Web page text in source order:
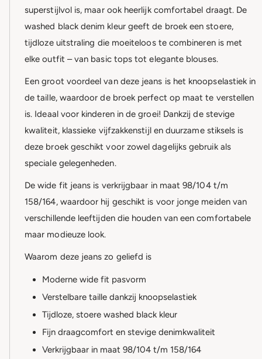
superstijlvol is, maar ook heerlijk comfortabel draagt. De
washed black denim kleur geeft de broek een stoere,
tijdloze uitstraling die moeiteloos te combineren is met
elke outfit – van basic tops tot elegante blouses.
Een groot voordeel van deze jeans is het knoopselastiek in
de taille, waardoor de broek perfect op maat te verstellen
is. Ideaal voor kinderen in de groei! Dankzij de stevige
kwaliteit, klassieke vijfzakkenstijl en duurzame stiksels is
deze broek geschikt voor zowel dagelijks gebruik als
speciale gelegenheden.
De wide fit jeans is verkrijgbaar in maat 98/104 t/m
158/164, waardoor hij geschikt is voor jonge meiden van
verschillende leeftijden die houden van een comfortabele
maar modieuze look.
Waarom deze jeans zo geliefd is
Moderne wide fit pasvorm
Verstelbare taille dankzij knoopselastiek
Tijdloze, stoere washed black kleur
Fijn draagcomfort en stevige denimkwaliteit
Verkrijgbaar in maat 98/104 t/m 158/164